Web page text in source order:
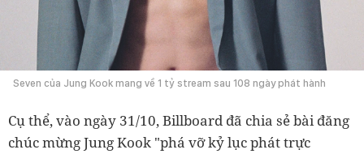
Seven của Jung Kook mang về 1 tỷ stream sau 108 ngày phát hành
Cụ thể, vào ngày 31/10, Billboard đã chia sẻ bài đăng
chúc mừng Jung Kook "phá vỡ kỷ lục phát trực